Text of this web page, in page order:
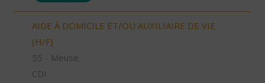
AIDE À DOMICILE ET/OU AUXILIAIRE DE VIE
(H/F)
55 - Meuse
CDI